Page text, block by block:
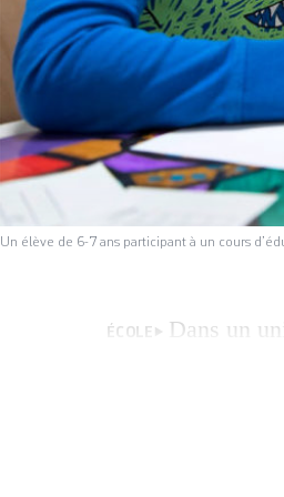
Un élève de 6-7 ans participant à un cours
ÉCOLE
Dans un